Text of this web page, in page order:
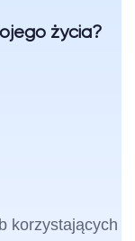
życia?
korzystających